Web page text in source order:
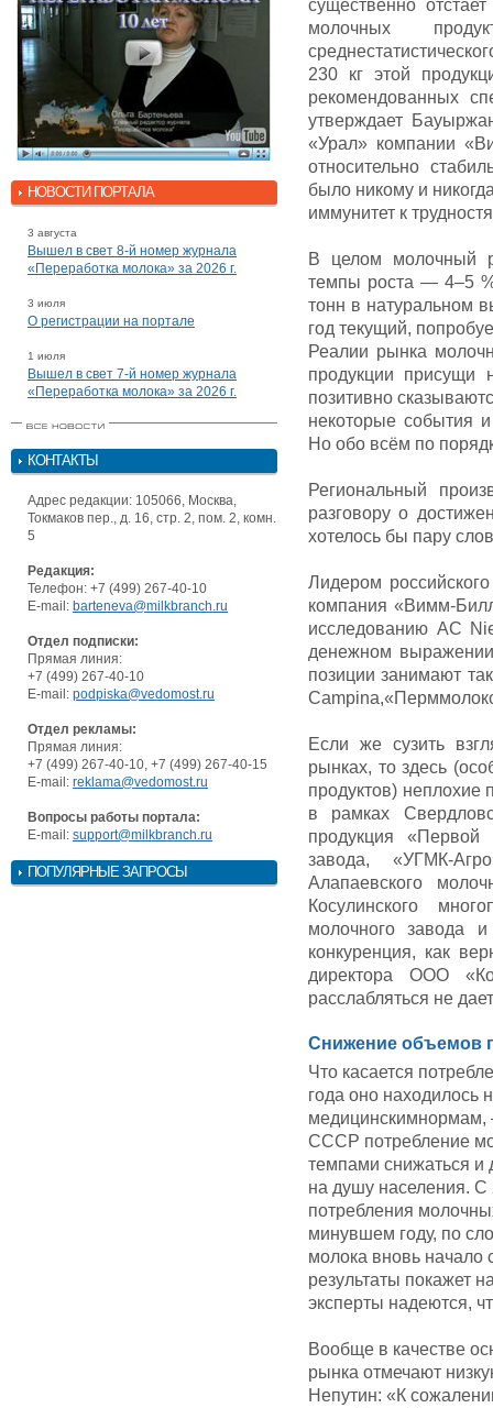
НОВОСТИ ПОРТАЛА
3 августа
Вышел в свет 8-й номер журнала
«Переработка молока» за 2026 г.
3 июля
О регистрации на портале
1 июля
Вышел в свет 7-й номер журнала
«Переработка молока» за 2026 г.
КОНТАКТЫ
Адрес редакции: 105066, Москва,
Токмаков пер., д. 16, стр. 2, пом. 2, комн.
5
Редакция:
Телефон: +7 (499) 267-40-10
E-mail: barteneva@milkbranch.ru
Отдел подписки:
Прямая линия:
+7 (499) 267-40-10
E-mail: podpiska@vedomost.ru
Отдел рекламы:
Прямая линия:
+7 (499) 267-40-10, +7 (499) 267-40-15
E-mail: reklama@vedomost.ru
Вопросы работы портала:
E-mail: support@milkbranch.ru
ПОПУЛЯРНЫЕ ЗАПРОСЫ
существенно
молочных
230 кг этой
рекомендованных
утверждает
«Урал» компании
относительно
было никому и
иммунитет к
В целом молочный
темпы роста — 4–5
тонн в натуральном
год текущий,
Реалии рынка
продукции присущи
позитивно
некоторые события
Но обо всём по
Региональный
разговору о
хотелось бы пару
Лидером
компания «Вимм-
исследованию AC
денежном
позиции занимают
Если же сузить
рынках, то здесь
продуктов) неплохие
в рамках
продукция «Первой
завода, «УГМК-
Алапаевского
Косулинского
молочного завода
конкуренция, как
директора ООО
расслабляться не
Снижение объемов
Что касается
года оно находилось
медицинскимнормам,
СССР потребление
темпами снижаться и
на душу населения. С
потребления
минувшем году, по
молока вновь начало
результаты покажет
эксперты надеются,
Вообще в качестве
рынка отмечают
Непутин: «К